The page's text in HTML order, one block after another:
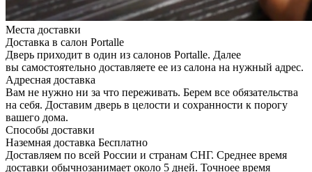
Места доставки
Доставка в салон Portalle
Дверь приходит в один из салонов Portalle. Далее
вы самостоятельно доставляете ее из салона на нужный адрес.
Адресная доставка
Вам не нужно ни за что переживать. Берем все обязательства
на себя. Доставим дверь в целости и сохранности к порогу
вашего дома.
Способы доставки
Наземная доставка Бесплатно
Доставляем по всей России и странам СНГ. Среднее время
доставки обычнозанимает около 5 дней. Точноее время